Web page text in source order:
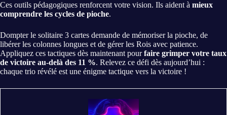
Ces outils pédagogiques renforcent votre vision. Ils aident à mieux
comprendre les cycles de pioche.
Dompter le solitaire 3 cartes demande de mémoriser la pioche, de
libérer les colonnes longues et de gérer les Rois avec patience.
Appliquez ces tactiques dès maintenant pourfaire grimper votre taux
de victoire au-delà des 11 %. Relevez ce défi dès aujourd’hui :
chaque trio révélé est une énigme tactique vers la victoire !